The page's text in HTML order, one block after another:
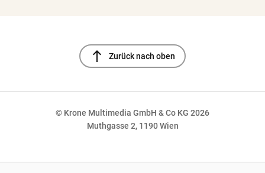
north Zurück nach oben
© Krone Multimedia GmbH & Co KG 2026
Muthgasse 2, 1190 Wien
NaN%